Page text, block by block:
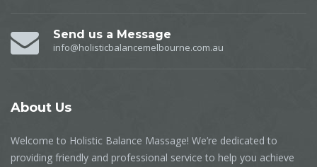
Send us a Message
info@holisticbalancemelbourne.com.au
About Us
Welcome to Holistic Balance Massage! We’re dedicated to
providing friendly and professional service to help you achieve